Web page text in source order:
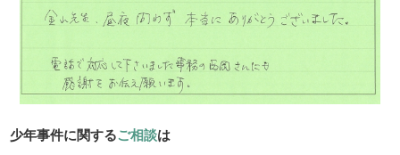
少年事件に関するご相談は